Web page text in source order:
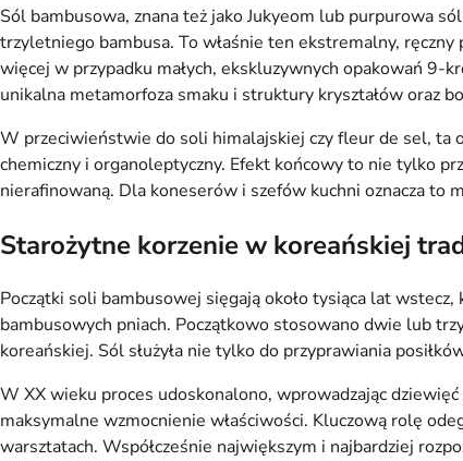
Sól bambusowa, znana też jako Jukyeom lub purpurowa
trzyletniego bambusa. To właśnie ten ekstremalny,
więcej w przypadku małych, ekskluzywnych opakowań
unikalna metamorfoza smaku i struktury kryształów oraz
W przeciwieństwie do soli himalajskiej czy fleur de sel, ta
chemiczny i organoleptyczny. Efekt końcowy to nie tylko
nierafinowaną. Dla koneserów i szefów kuchni oznacza
Starożytne korzenie w koreańskiej
Początki soli bambusowej sięgają około tysiąca lat
bambusowych pniach. Początkowo stosowano dwie lub
koreańskiej. Sól służyła nie tylko do przyprawiania
W XX wieku proces udoskonalono, wprowadzając
maksymalne wzmocnienie właściwości. Kluczową rolę
warsztatach. Współcześnie największym i najbardziej